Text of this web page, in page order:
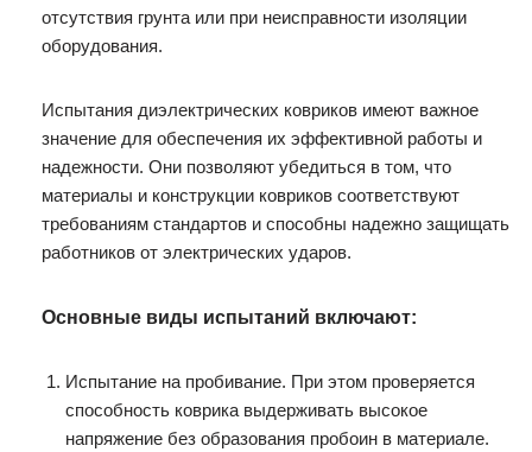
отсутствия грунта или при неисправности изоляции
оборудования.
Испытания диэлектрических ковриков имеют важное
значение для обеспечения их эффективной работы и
надежности. Они позволяют убедиться в том, что
материалы и конструкции ковриков соответствуют
требованиям стандартов и способны надежно защищать
работников от электрических ударов.
Основные виды испытаний включают:
Испытание на пробивание. При этом проверяется
способность коврика выдерживать высокое
напряжение без образования пробоин в материале.